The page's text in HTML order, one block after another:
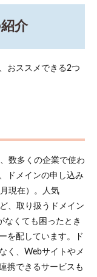
介
おススメできる2つ
数多くの企業で使わ
ドメインの申し込み
現在）。人気
、取り扱うドメイン
なくても困ったとき
を配しています。ド
く、Webサイトやメ
携できるサービスも